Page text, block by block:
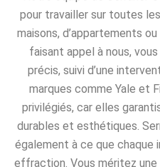
pour travailler sur toutes
maisons, d’appartements
faisant appel à nous,
précis, suivi d’une
marques comme Yale et
privilégiés, car elles
durables et esthétiques.
également à ce que
effraction. Vous méritez